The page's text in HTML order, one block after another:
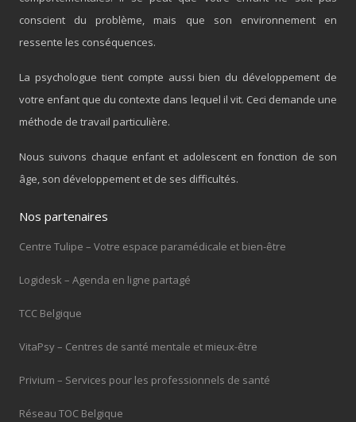
conscient du problème, mais que son environnement en
ressente les conséquences.
La psychologue tient compte aussi bien du développement de
votre enfant que du contexte dans lequel il vit. Ceci demande une
méthode de travail particulière.
Nous suivons chaque enfant et adolescent en fonction de son
âge, son développement et de ses difficultés.
Nos partenaires
Centre Tulipe – Votre espace paramédicale et bien-être
Logidesk – Agenda en ligne partagé
TCC Belgique
VitaPsy – Centres de santé mentale et mieux-être
Privium – Services pour les professionnels de santé
Réseau TOC Belgique